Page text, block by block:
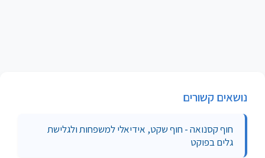
נושאים קשורים
חוף קסנואה - חוף שקט, אידיאלי למשפחות ולגלישת
גלים בפוקט